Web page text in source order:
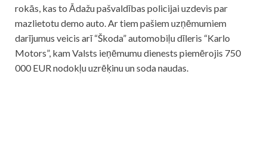
rokās, kas to Ādažu pašvaldības policijai uzdevis par
mazlietotu demo auto. Ar tiem pašiem uzņēmumiem
darījumus veicis arī “Škoda” automobiļu dīleris “Karlo
Motors”, kam Valsts ieņēmumu dienests piemērojis 750
000 EUR nodokļu uzrēķinu un soda naudas.